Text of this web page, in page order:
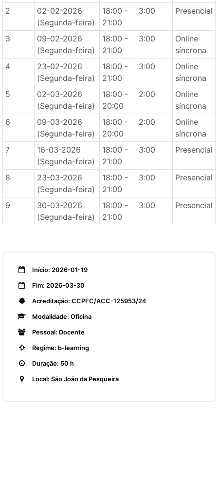
2
02-02-2026
(Segunda-feira)
18:00 -
21:00
3:00 Presencial
3
09-02-2026
(Segunda-feira)
18:00 -
21:00
3:00
Online
síncrona
4
23-02-2026
(Segunda-feira)
18:00 -
21:00
3:00
Online
síncrona
5
02-03-2026
(Segunda-feira)
18:00 -
20:00
2:00
Online
síncrona
6
09-03-2026
(Segunda-feira)
18:00 -
20:00
2:00
Online
síncrona
7
16-03-2026
(Segunda-feira)
18:00 -
21:00
3:00 Presencial
8
23-03-2026
(Segunda-feira)
18:00 -
21:00
3:00 Presencial
9
30-03-2026
(Segunda-feira)
18:00 -
21:00
3:00 Presencial
Início: 2026-01-19
Fim: 2026-03-30
Acreditação: CCPFC/ACC-125953/24
Modalidade: Oficina
Pessoal: Docente
Regime: b-learning
Duração: 50 h
Local: São João da Pesqueira